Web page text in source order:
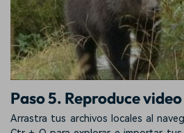
Paso 5. Reproduce
Arrastra tus archivos locales al